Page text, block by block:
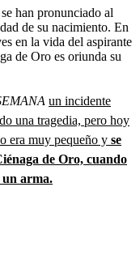
han pronunciado al
de su nacimiento. En
en la vida del aspirante
de Oro es oriunda su
un incidente
una tragedia, pero hoy
era muy pequeño y se
de Oro, cuando
un arma.